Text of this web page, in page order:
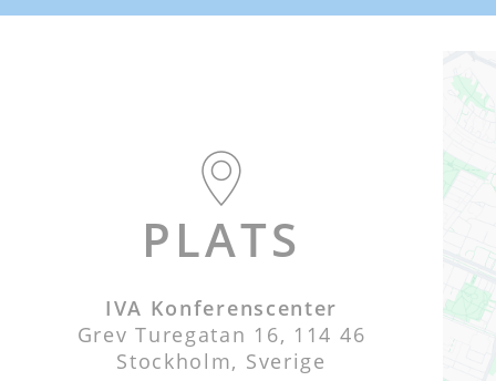
PLATS
IVA Konferenscenter
Grev Turegatan 16, 114 46
Stockholm, Sverige